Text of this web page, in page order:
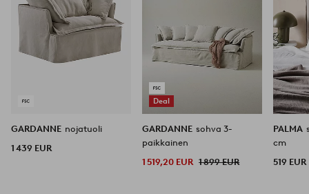
GARDANNE nojatuoli
1 439 EUR
Deal
GARDANNE sohva 3-
paikkainen
1 519,20 EUR 1 899 EUR
PALMA
cm
519 EUR